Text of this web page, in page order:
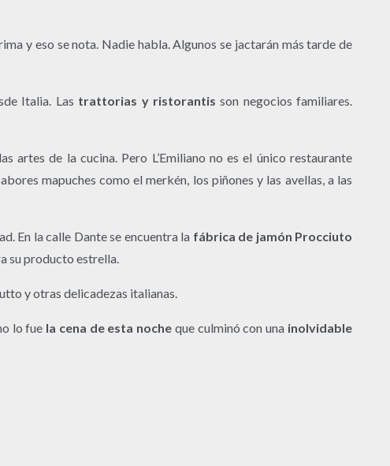
y eso se nota. Nadie habla. Algunos se jactarán más tarde de
Italia. Las trattorias y ristorantisson negocios familiares.
de la cucina. Pero L’Emiliano no es el único restaurante
mapuches como el merkén, los piñones y las avellas, a las
En la calle Dante se encuentra la fábrica de jamón Procciuto
su producto estrella.
y otras delicadezas italianas.
lo fue la cena de esta noche que culminó con una inolvidable